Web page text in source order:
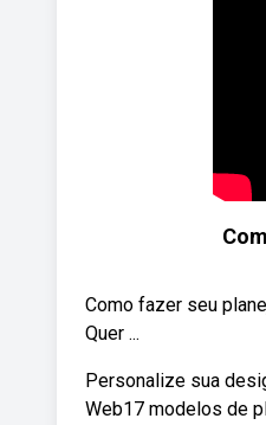
Como fazer seu
Quer ...
Personalize sua
Web17 modelos de